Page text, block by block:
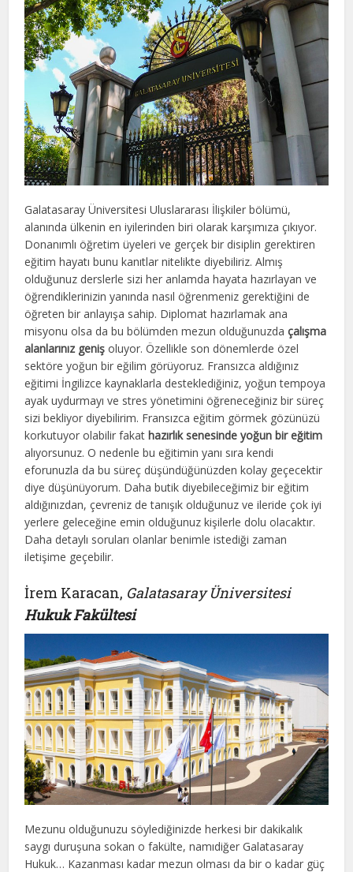
Galatasaray Üniversitesi Uluslararası İlişkiler bölümü,
alanında ülkenin en iyilerinden biri olarak karşımıza çıkıyor.
Donanımlı öğretim üyeleri ve gerçek bir disiplin gerektiren
eğitim hayatı bunu kanıtlar nitelikte diyebiliriz. Almış
olduğunuz derslerle sizi her anlamda hayata hazırlayan ve
öğrendiklerinizin yanında nasıl öğrenmeniz gerektiğini de
öğreten bir anlayışa sahip. Diplomat hazırlamak ana
misyonu olsa da bu bölümden mezun olduğunuzdaçalışma
alanlarınız geniş oluyor. Özellikle son dönemlerde özel
sektöre yoğun bir eğilim görüyoruz. Fransızca aldığınız
eğitimi İngilizce kaynaklarla desteklediğiniz, yoğun tempoya
ayak uydurmayı ve stres yönetimini öğreneceğiniz bir süreç
sizi bekliyor diyebilirim. Fransızca eğitim görmek gözünüzü
korkutuyor olabilir fakathazırlık senesinde yoğun bir eğitim
alıyorsunuz. O nedenle bu eğitimin yanı sıra kendi
eforunuzla da bu süreç düşündüğünüzden kolay geçecektir
diye düşünüyorum. Daha butik diyebileceğimiz bir eğitim
aldığınızdan, çevreniz de tanışık olduğunuz ve ileride çok iyi
yerlere geleceğine emin olduğunuz kişilerle dolu olacaktır.
Daha detaylı soruları olanlar benimle istediği zaman
iletişime geçebilir.
İrem Karacan, Galatasaray Üniversitesi
Hukuk Fakültesi
Mezunu olduğunuzu söylediğinizde herkesi bir dakikalık
saygı duruşuna sokan o fakülte, namıdiğer Galatasaray
Hukuk… Kazanması kadar mezun olması da bir o kadar güç